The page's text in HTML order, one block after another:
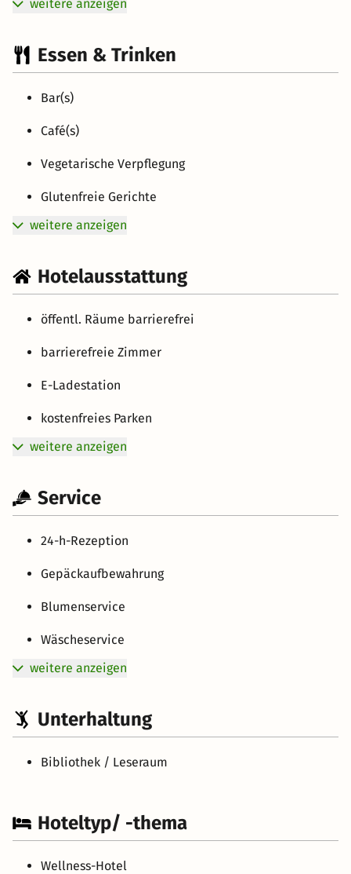
weitere anzeigen
Essen & Trinken
Bar(s)
Café(s)
Vegetarische Verpflegung
Glutenfreie Gerichte
weitere anzeigen
Hotelausstattung
öffentl. Räume barrierefrei
barrierefreie Zimmer
E-Ladestation
kostenfreies Parken
weitere anzeigen
Service
24-h-Rezeption
Gepäckaufbewahrung
Blumenservice
Wäscheservice
weitere anzeigen
Unterhaltung
Bibliothek / Leseraum
Hoteltyp/ -thema
Wellness-Hotel